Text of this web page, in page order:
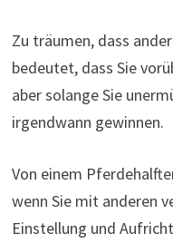
Zu träumen, dass
bedeutet, dass Sie
aber solange Sie
irgendwann gewinnen.
Von einem
wenn Sie mit anderen
Einstellung und